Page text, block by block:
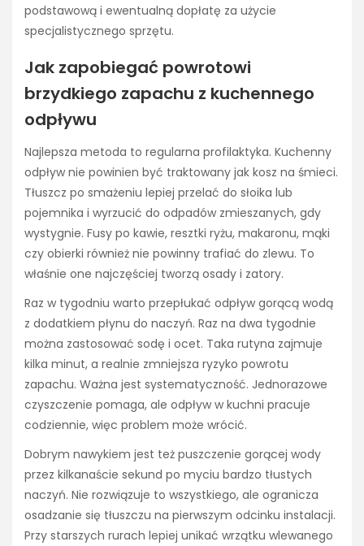
podstawową i ewentualną dopłatę za użycie
specjalistycznego sprzętu.
Jak zapobiegać powrotowi
brzydkiego zapachu z kuchennego
odpływu
Najlepsza metoda to regularna profilaktyka. Kuchenny
odpływ nie powinien być traktowany jak kosz na śmieci.
Tłuszcz po smażeniu lepiej przelać do słoika lub
pojemnika i wyrzucić do odpadów zmieszanych, gdy
wystygnie. Fusy po kawie, resztki ryżu, makaronu, mąki
czy obierki również nie powinny trafiać do zlewu. To
właśnie one najczęściej tworzą osady i zatory.
Raz w tygodniu warto przepłukać odpływ gorącą wodą
z dodatkiem płynu do naczyń. Raz na dwa tygodnie
można zastosować sodę i ocet. Taka rutyna zajmuje
kilka minut, a realnie zmniejsza ryzyko powrotu
zapachu. Ważna jest systematyczność. Jednorazowe
czyszczenie pomaga, ale odpływ w kuchni pracuje
codziennie, więc problem może wrócić.
Dobrym nawykiem jest też puszczenie gorącej wody
przez kilkanaście sekund po myciu bardzo tłustych
naczyń. Nie rozwiązuje to wszystkiego, ale ogranicza
osadzanie się tłuszczu na pierwszym odcinku instalacji.
Przy starszych rurach lepiej unikać wrzątku wlewanego